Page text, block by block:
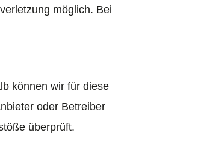
möglich. Bei
können wir für diese
oder Betreiber
überprüft.